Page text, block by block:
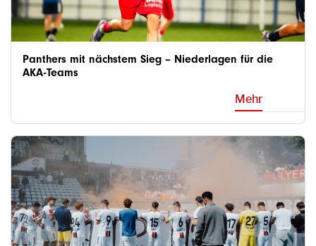
Panthers mit nächstem Sieg – Niederlagen für die
AKA-Teams
Mehr